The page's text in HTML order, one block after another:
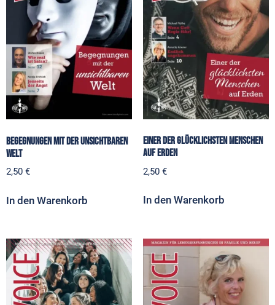
Begegnungen mit der unsichtbaren
Welt
2,50 €
In den Warenkorb
Einer der glücklichsten Menschen
auf Erden
2,50 €
In den Warenkorb